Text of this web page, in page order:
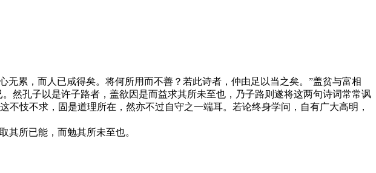
累，而人已咸得矣。将何所用而不善？若此诗者，仲由足以当之矣。”盖贫与富相
然孔子以是许子路者，盖欲因是而益求其所未至也，乃子路则遂将这两句诗词常常讽
忮不求，固是道理所在，然亦不过自守之一端耳。若论终身学问，自有广大高明，
其所已能，而勉其所未至也。